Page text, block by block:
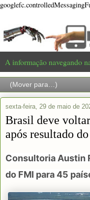
A informação navegando
sexta-feira, 29 de maio de
Brasil deve
após resultado
Consultoria Austin
do FMI para 45